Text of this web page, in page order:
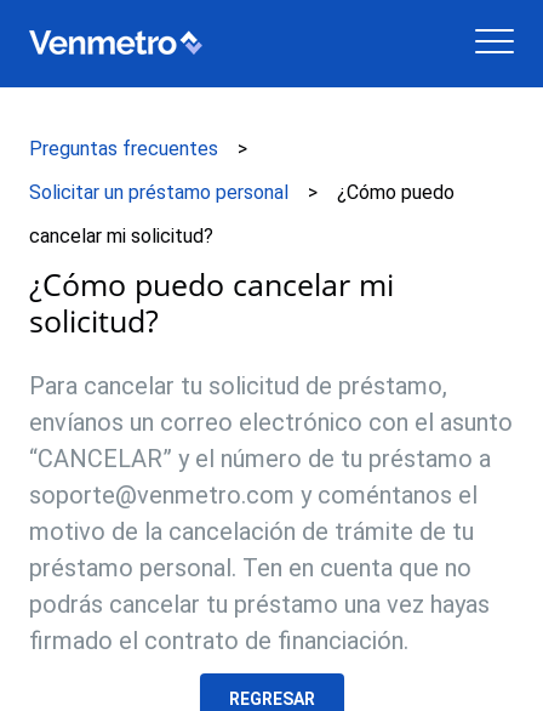
Preguntas frecuentes
Solicitar un préstamo personal
¿Cómo puedo
cancelar mi solicitud?
¿Cómo puedo cancelar mi
solicitud?
Para cancelar tu solicitud de préstamo,
envíanos un correo electrónico con el asunto
“CANCELAR” y el número de tu préstamo a
soporte@venmetro.com y coméntanos el
motivo de la cancelación de trámite de tu
préstamo personal. Ten en cuenta que no
podrás cancelar tu préstamo una vez hayas
firmado el contrato de financiación.
REGRESAR